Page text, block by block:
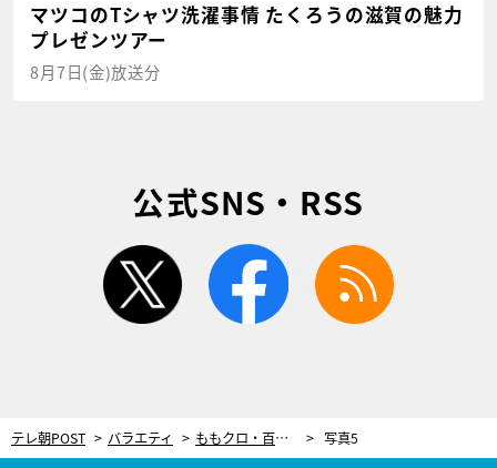
マツコのTシャツ洗濯事情 たくろうの滋賀の魅力
プレゼンツアー
8月7日(金)放送分
公式SNS・RSS
twitter facebook
テレ朝POST バラエティ ももクロ・百田夏菜子、クロちゃんの暴言に「私の何を知ってるの!?」と大反論！ 写真5